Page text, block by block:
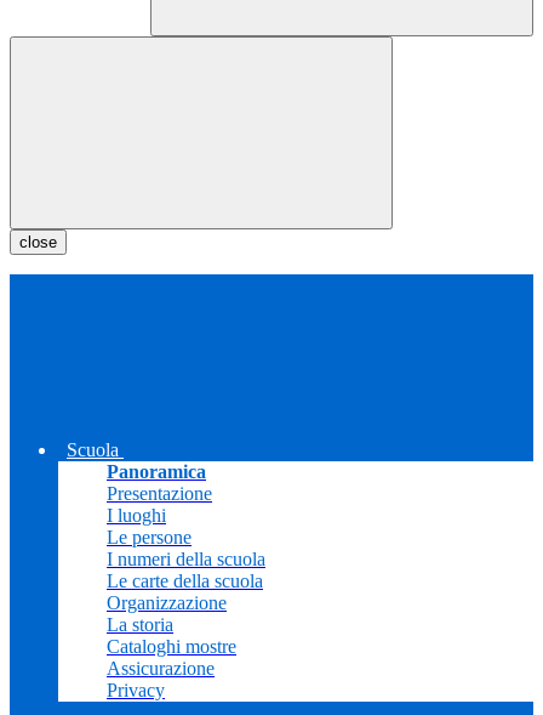
close
Scuola
Panoramica
Presentazione
I luoghi
Le persone
I numeri della scuola
Le carte della scuola
Organizzazione
La storia
Cataloghi mostre
Assicurazione
Privacy